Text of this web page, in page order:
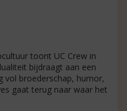
toont UC Crew in
bijdraagt aan een
vol broederschap, humor,
gaat terug naar waar het